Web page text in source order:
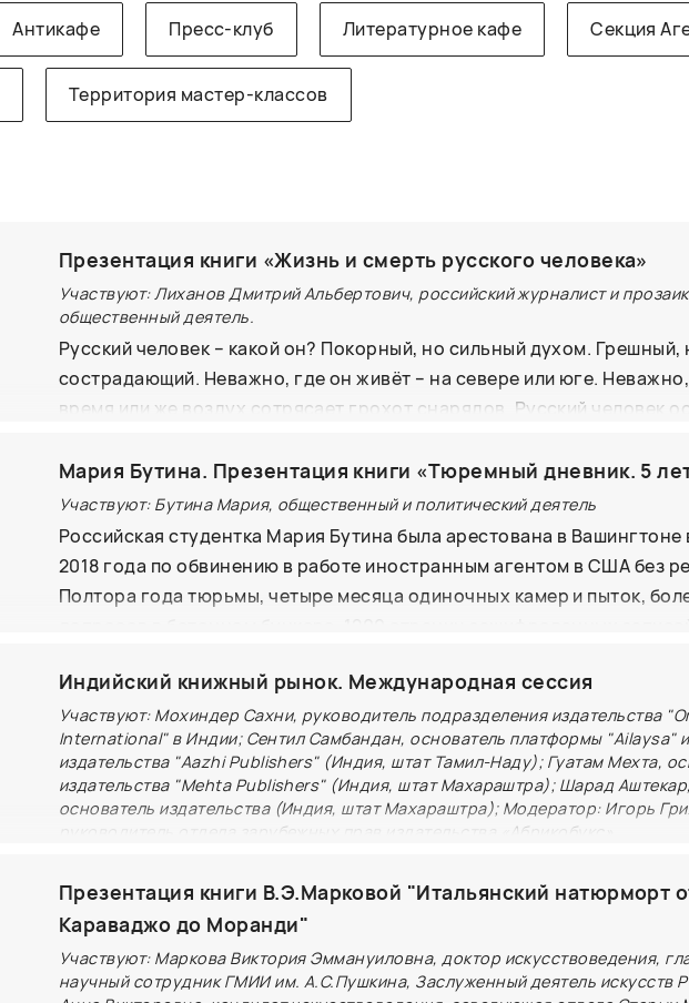
Антикафе Пресс-клуб Литературное кафе Секция
Территория мастер-классов
Презентация книги «Жизнь и смерть русского человека»
Участвуют: Лиханов Дмитрий Альбертович, российский журналист и
общественный деятель.
Русский человек – какой он? Покорный, но сильный духом. Грешный,
сострадающий. Неважно, где он живёт – на севере или юге.
время или же воздух сотрясает грохот снарядов. Русский человек
простым людям. Их жизни не оставили заметный след. Но они так же
важны, как и судьбы исторических личностей, ведь в них отражено
дыхание жизни простого русского народа. Каждый читатель найдёт
историях что-то своё, ведь душа не может не откликнуться на
время родные, судьбы.
Мария Бутина. Презентация книги «Тюремный дневник. 5
Участвуют: Бутина Мария, общественный и политический деятель
Российская студентка Мария Бутина была арестована в Вашингтоне
2018 года по обвинению в работе иностранным агентом в США без
Полтора года тюрьмы, четыре месяца одиночных камер и пыток,
а затем издать в виде книги. С тех пор прошло 5 лет. Интерес к
а вот в жизни Марии произошло много изменений. О работе,
спасению соотечественников, попавших в сложные ситуации,
книги в спектакль и будущий сериал, важных встречах на родине
расскажет на встрече.
Индийский книжный рынок. Международная сессия
Участвуют: Мохиндер Сахни, руководитель подразделения издательства
International" в Индии; Сентил Самбандан, основатель платформы "Ailaysa" и
издательства "Aazhi Publishers" (Индия, штат Тамил-Наду); Гуатам Мехта,
издательства "Mehta Publishers" (Индия, штат Махараштра); Шарад Аштекар,
основатель издательства (Индия, штат Махараштра); Модератор: Игорь
руководитель отдела зарубежных прав издательства «Абрикобукс»
положении дел в издательской индустрии Индии, чей книжный рынок
одним из самых быстрорастущих в Азиатско-Тихоокеанском регионе.
поделятся информацией о состоянии печатного, электронного и
сегментов индустрии, а также дадут свои прогнозы на ближайшие 5-
Презентация книги В.Э.Марковой "Итальянский натюрморт
Караваджо до Моранди"
Участвуют: Маркова Виктория Эммануиловна, доктор искусствоведения,
научный сотрудник ГМИИ им. А.С.Пушкина, Заслуженный деятель искусств